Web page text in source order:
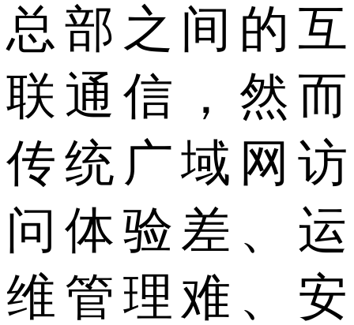
总部之间的互
联通信，然而
传统广域网访
问体验差、运
维管理难、安